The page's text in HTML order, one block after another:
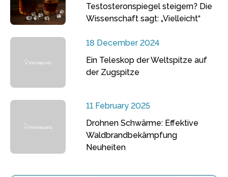
Testosteronspiegel steigern? Die
Wissenschaft sagt: „Vielleicht“
18 December 2024
Ein Teleskop der Weltspitze auf
der Zugspitze
11 February 2025
Drohnen Schwärme: Effektive
Waldbrandbekämpfung
Neuheiten